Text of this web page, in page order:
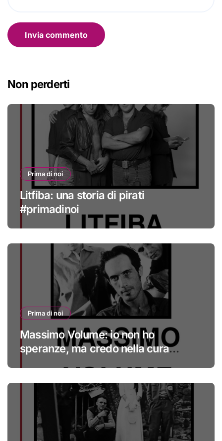
Non perderti
Prima di noi
Litfiba: una storia di pirati
#primadinoi
Prima di noi
Massimo Volume: io non ho
speranze, ma credo nella cura